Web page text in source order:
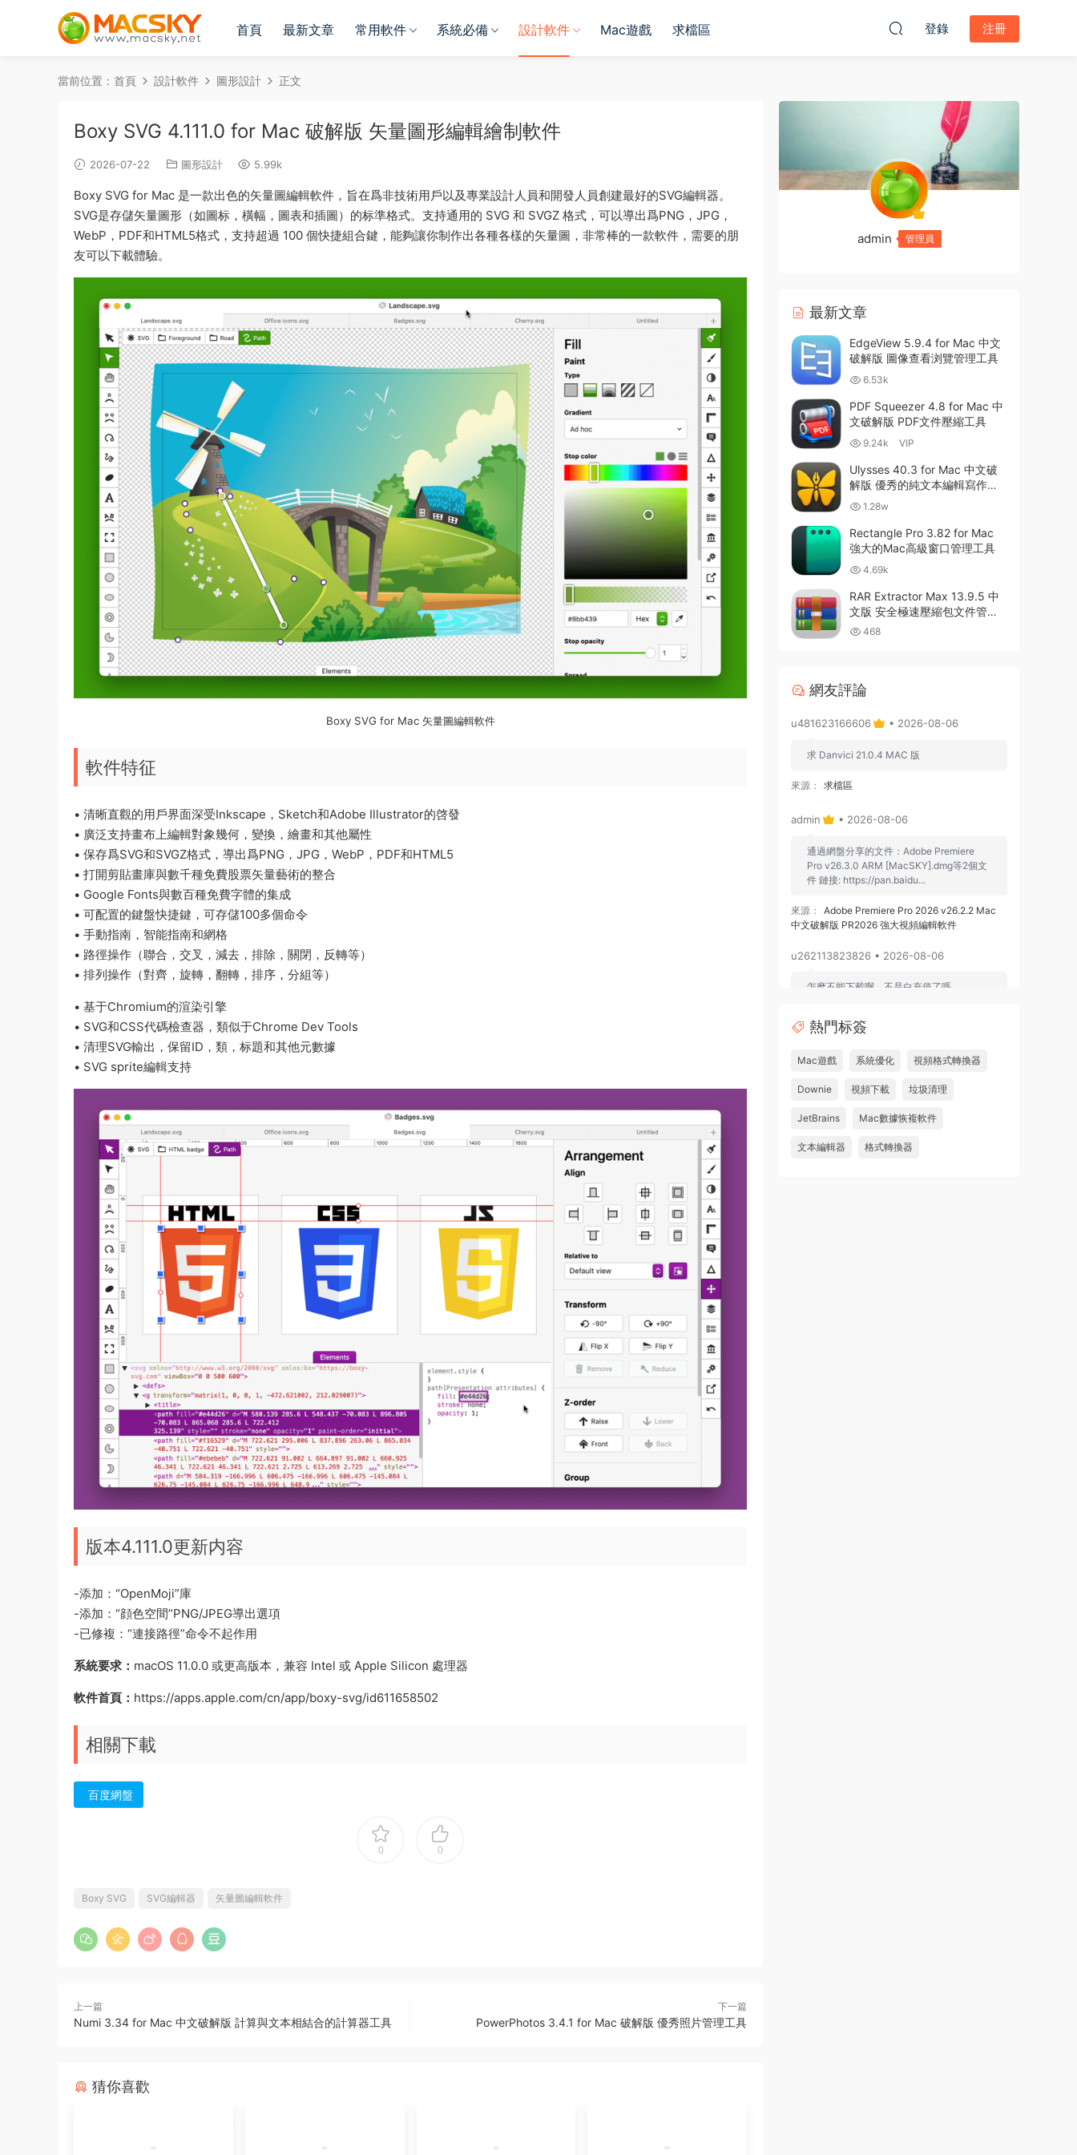
首頁 最新文章 常用軟件 系統必備 設計軟件 Mac遊戲 求檔區 登錄 注冊
當前位置： 首頁 設計軟件 圖形設計 正文
Boxy SVG 4.111.0 for Mac 破解版 矢量圖形編輯繪制軟件
2026-07-22 圖形設計 5.99k
Boxy SVG for Mac 是一款出色的矢量圖編輯軟件，旨在爲非技術用戶以及專業設計人員和開發人員創建最好的SVG編輯器。
SVG是存儲矢量圖形（如圖标，橫幅，圖表和插圖）的标準格式。支持通用的 SVG 和 SVGZ 格式，可以導出爲PNG，JPG，
WebP，PDF和HTML5格式，支持超過 100 個快捷組合鍵，能夠讓你制作出各種各樣的矢量圖，非常棒的一款軟件，需要的朋
友可以下載體驗。
Boxy SVG for Mac 矢量圖編輯軟件
軟件特征
• 清晰直觀的用戶界面深受Inkscape，Sketch和Adobe Illustrator的啓發
• 廣泛支持畫布上編輯對象幾何，變換，繪畫和其他屬性
• 保存爲SVG和SVGZ格式，導出爲PNG，JPG，WebP，PDF和HTML5
• 打開剪貼畫庫與數千種免費股票矢量藝術的整合
• Google Fonts與數百種免費字體的集成
• 可配置的鍵盤快捷鍵，可存儲100多個命令
• 手動指南，智能指南和網格
• 路徑操作（聯合，交叉，減去，排除，關閉，反轉等）
• 排列操作（對齊，旋轉，翻轉，排序，分組等）
• 基于Chromium的渲染引擎
• SVG和CSS代碼檢查器，類似于Chrome Dev Tools
• 清理SVG輸出，保留ID，類，标題和其他元數據
• SVG sprite編輯支持
版本4.111.0更新内容
-添加：“OpenMoji”庫
-添加：“顔色空間”PNG/JPEG導出選項
-已修複：“連接路徑”命令不起作用
系統要求： macOS 11.0.0 或更高版本，兼容 Intel 或 Apple Silicon 處理器
軟件首頁： https://apps.apple.com/cn/app/boxy-svg/id611658502
相關下載
百度網盤
0 0
Boxy SVG SVG編輯器 矢量圖編輯軟件
上一篇
Numi 3.34 for Mac 中文破解版 計算與文本相結合的計算器工具
下一篇
PowerPhotos 3.4.1 for Mac 破解版 優秀照片管理工具
猜你喜歡
admin 管理員
最新文章
EdgeView 5.9.4 for Mac 中文
破解版 圖像查看浏覽管理工具
6.53k
PDF Squeezer 4.8 for Mac 中
文破解版 PDF文件壓縮工具
9.24k VIP
Ulysses 40.3 for Mac 中文破
解版 優秀的純文本編輯寫作軟
件 1.28w
Rectangle Pro 3.82 for Mac
強大的Mac高級窗口管理工具
4.69k
RAR Extractor Max 13.9.5 中
文版 安全極速壓縮包文件管理
器 468
網友評論
u481623166606 • 2026-08-06
求 Danvici 21.0.4 MAC 版
來源： 求檔區
admin • 2026-08-06
通過網盤分享的文件：Adobe Premiere
Pro v26.3.0 ARM [MacSKY].dmg等2個文
件 鏈接: https://pan.baidu...
來源：
Adobe Premiere Pro 2026 v26.2.2 Mac
中文破解版 PR2026 強大視頻編輯軟件
u262113823826 • 2026-08-06
怎麽不能下載啊，不是白充值了嗎
來源：
Adobe Premiere Pro 2026 v26.2.2 Mac
中文破解版 PR2026 強大視頻編輯軟件
u604731536624 • 2026-07-15
中文破解版
熱門标簽
Mac遊戲 系統優化 視頻格式轉換器
Downie 視頻下載 垃圾清理
JetBrains Mac數據恢複軟件
文本編輯器 格式轉換器